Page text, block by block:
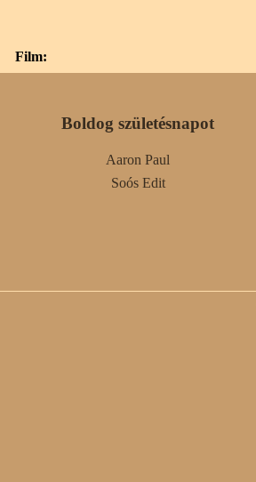
Film:
Boldog születésnapot
Aaron Paul
Soós Edit